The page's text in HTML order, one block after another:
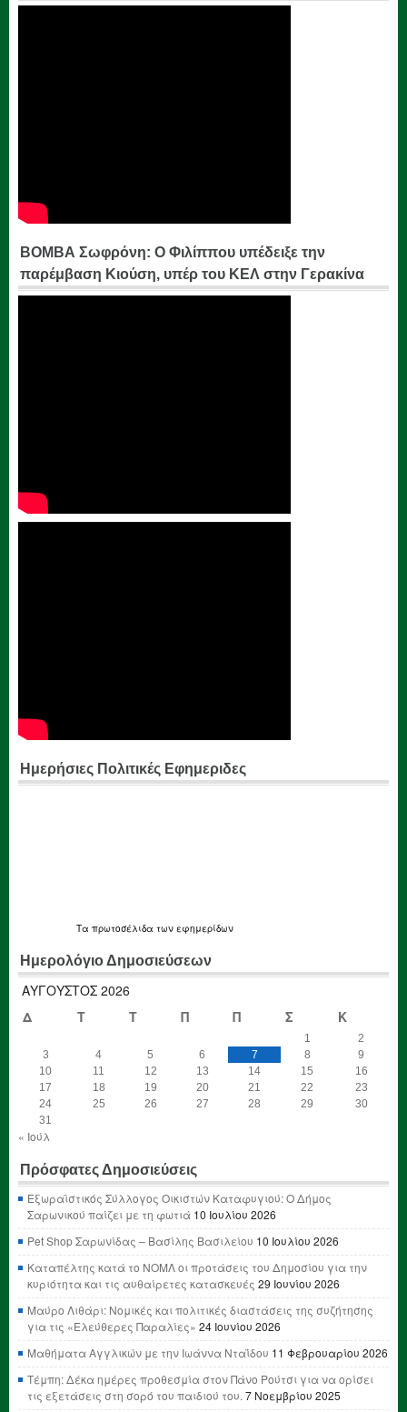
ΒΟΜΒΑ Σωφρόνη: Ο Φιλίππου υπέδειξε την
παρέμβαση Κιούση, υπέρ του ΚΕΛ στην Γερακίνα
Ημερήσιες Πολιτικές Εφημεριδες
Τα πρωτοσέλιδα των εφημερίδων
Ημερολόγιο Δημοσιεύσεων
ΑΎΓΟΥΣΤΟΣ 2026
Δ
Τ Τ Π Π Σ Κ
1
2
3
4 5 6 7 8
9
10
11 12 13 14 15
16
17
18 19 20 21 22
23
24
25 26 27 28 29
30
31
« Ιούλ
Πρόσφατες Δημοσιεύσεις
Εξωραϊστικός Σύλλογος Οικιστών Καταφυγιού: Ο Δήμος
Σαρωνικού παίζει με τη φωτιά 10 Ιουλίου 2026
Pet Shop Σαρωνίδας – Βασίλης Βασιλείου 10 Ιουλίου 2026
Καταπέλτης κατά το ΝΟΜΛ οι προτάσεις του Δημοσίου για την
κυριότητα και τις αυθαίρετες κατασκευές 29 Ιουνίου 2026
Μαύρο Λιθάρι: Νομικές και πολιτικές διαστάσεις της συζήτησης
για τις «Ελεύθερες Παραλίες» 24 Ιουνίου 2026
Μαθήματα Αγγλικών με την Ιωάννα Νταΐδου 11 Φεβρουαρίου 2026
Τέμπη: Δέκα ημέρες προθεσμία στον Πάνο Ρούτσι για να ορίσει
τις εξετάσεις στη σορό του παιδιού του. 7 Νοεμβρίου 2025